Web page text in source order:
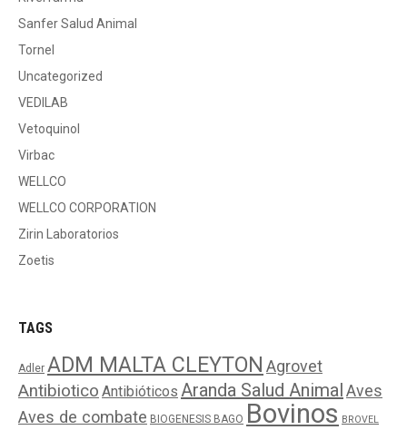
Sanfer Salud Animal
Tornel
Uncategorized
VEDILAB
Vetoquinol
Virbac
WELLCO
WELLCO CORPORATION
Zirin Laboratorios
Zoetis
TAGS
Adler ADM MALTA CLEYTON Agrovet
Antibiotico Antibióticos Aranda Salud AnimalAves
Aves de combate BIOGENESIS BAGO Bovinos BROVEL